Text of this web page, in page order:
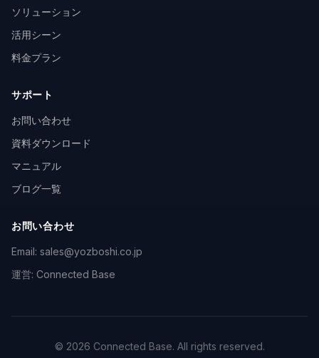
ソリューション
活用シーン
料金プラン
サポート
お問い合わせ
資料ダウンロード
マニュアル
ブログ一覧
お問い合わせ
Email: sales@yozboshi.co.jp
運営: Connected Base
© 2026 Connected Base. All rights reserved.